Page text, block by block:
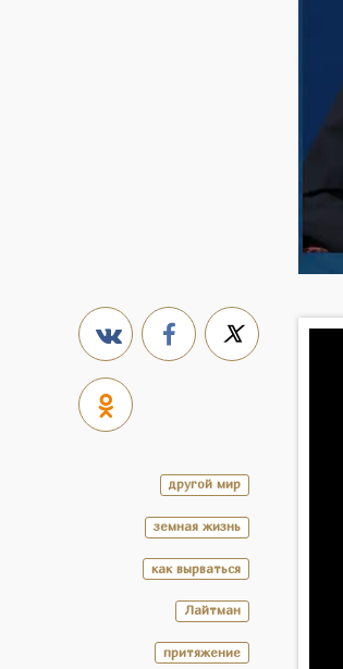
другой мир
земная жизнь
как вырваться
Лайтман
притяжение